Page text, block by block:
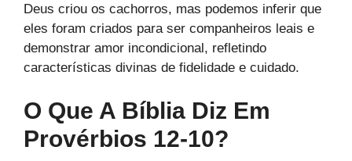
Deus criou os cachorros, mas podemos inferir que
eles foram criados para ser companheiros leais e
demonstrar amor incondicional, refletindo
características divinas de fidelidade e cuidado.
O Que A Bíblia Diz Em
Provérbios 12-10?